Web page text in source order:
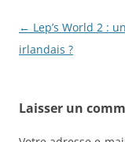
o
k
Navigation
des
← Lep’s World 2 :
irlandais ?
Laisser un